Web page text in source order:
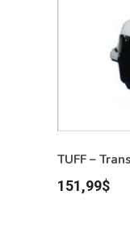
TUFF –
151,99$